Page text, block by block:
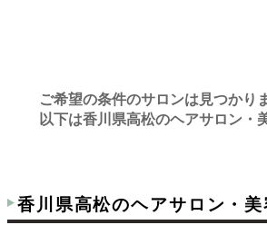
ご希望の条件のサロンは見つかり
以下は香川県高松のヘアサロン・
香川県高松のヘアサロン・